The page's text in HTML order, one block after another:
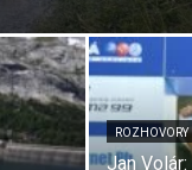
ROZHOVORY
Jan